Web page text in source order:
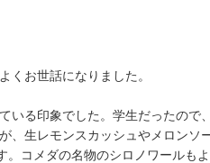
くお世話になりました。
いる印象でした。学生だったので
、生レモンスカッシュやメロンソ
コメダの名物のシロノワールも